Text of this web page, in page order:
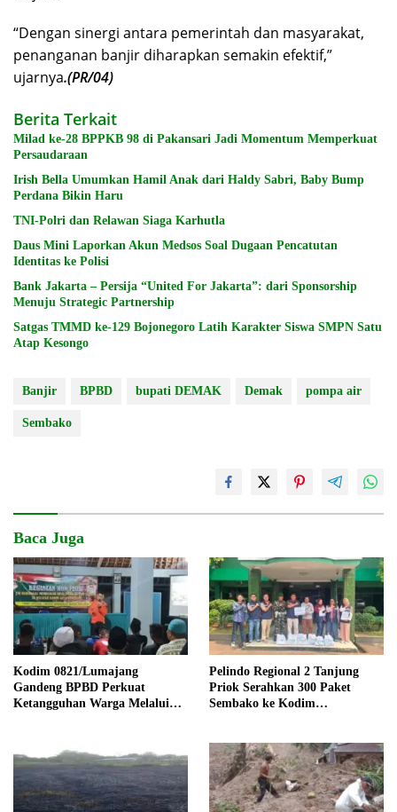
“Dengan sinergi antara pemerintah dan masyarakat,
penanganan banjir diharapkan semakin efektif,”
ujarnya.(PR/04)
Berita Terkait
Milad ke-28 BPPKB 98 di Pakansari Jadi Momentum Memperkuat
Persaudaraan
Irish Bella Umumkan Hamil Anak dari Haldy Sabri, Baby Bump
Perdana Bikin Haru
TNI-Polri dan Relawan Siaga Karhutla
Daus Mini Laporkan Akun Medsos Soal Dugaan Pencatutan
Identitas ke Polisi
Bank Jakarta – Persija “United For Jakarta”: dari Sponsorship
Menuju Strategic Partnership
Satgas TMMD ke-129 Bojonegoro Latih Karakter Siswa SMPN Satu
Atap Kesongo
Banjir BPBD bupati DEMAK Demak pompa air
Sembako
Baca Juga
Kodim 0821/Lumajang
Gandeng BPBD Perkuat
Ketangguhan Warga Melalui
Pelindo Regional 2 Tanjung
Priok Serahkan 300 Paket
Sembako ke Kodim